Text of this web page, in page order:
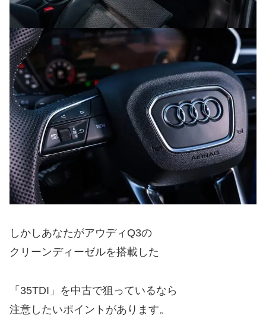
しかしあなたがアウディQ3の
クリーンディーゼルを搭載した
「35TDI」を中古で狙っているなら
注意したいポイントがあります。